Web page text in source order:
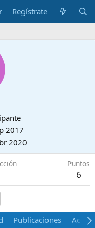
Regístrate
2017
2020
Puntos
6
Publicaciones Acerca